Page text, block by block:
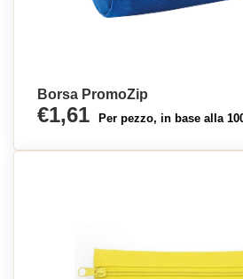
Borsa PromoZip
€1,61 Per pezzo, in base alla